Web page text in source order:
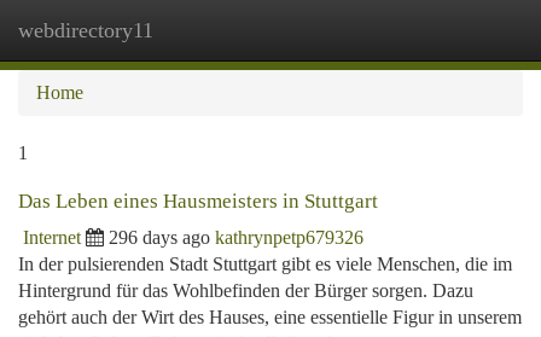
webdirectory11
Home
1
Das Leben eines Hausmeisters in Stuttgart
Internet 296 days ago kathrynpetp679326
In der pulsierenden Stadt Stuttgart gibt es viele Menschen, die im
Hintergrund für das Wohlbefinden der Bürger sorgen. Dazu
gehört auch der Wirt des Hauses, eine essentielle Figur in unserem